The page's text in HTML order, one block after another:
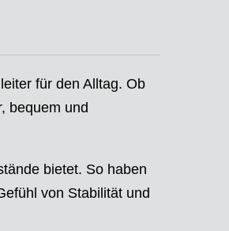
für den Alltag. Ob
bequem und
bietet. So haben
von Stabilität und